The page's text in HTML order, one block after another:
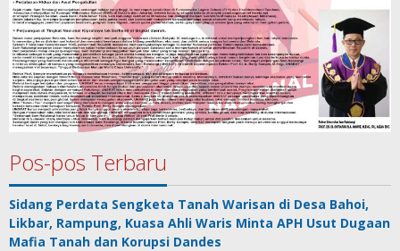
Pos-pos Terbaru
Sidang Perdata Sengketa Tanah Warisan di Desa Bahoi,
Likbar, Rampung, Kuasa Ahli Waris Minta APH Usut Dugaan
Mafia Tanah dan Korupsi Dandes